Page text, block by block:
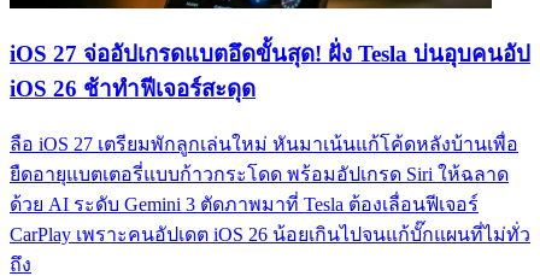
iOS 27 จ่ออัปเกรดแบตอึดขั้นสุด! ฝั่ง Tesla บ่นอุบคนอัป
iOS 26 ช้าทำฟีเจอร์สะดุด
ลือ iOS 27 เตรียมพักลูกเล่นใหม่ หันมาเน้นแก้โค้ดหลังบ้านเพื่อ
ยืดอายุแบตเตอรี่แบบก้าวกระโดด พร้อมอัปเกรด Siri ให้ฉลาด
ด้วย AI ระดับ Gemini 3 ตัดภาพมาที่ Tesla ต้องเลื่อนฟีเจอร์
CarPlay เพราะคนอัปเดต iOS 26 น้อยเกินไปจนแก้บั๊กแผนที่ไม่ทั่ว
ถึง